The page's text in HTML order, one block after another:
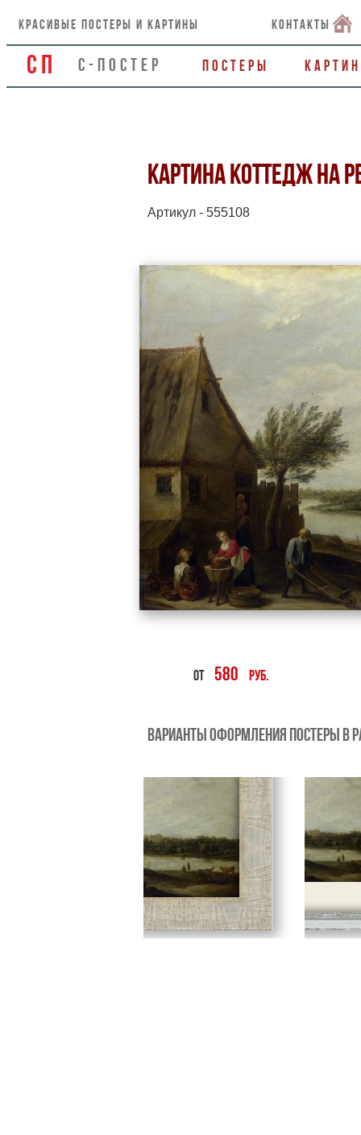
СП С-ПОСТЕР Постеры
красивые постеры и картины контакты
КАРТИНА КОТТЕДЖ НА
Артикул - 555108
ОТ 580 руб.
ВАРИАНТЫ ОФОРМЛЕНИЯ постеры в